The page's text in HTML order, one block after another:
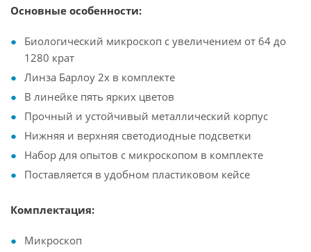
Основные особенности:
Биологический микроскоп с увеличением от 64 до
1280 крат
Линза Барлоу 2x в комплекте
В линейке пять ярких цветов
Прочный и устойчивый металлический корпус
Нижняя и верхняя светодиодные подсветки
Набор для опытов с микроскопом в комплекте
Поставляется в удобном пластиковом кейсе
Комплектация:
Микроскоп